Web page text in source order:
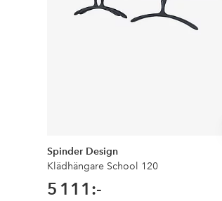
Spinder Design
Klädhängare School 120
5 111:-